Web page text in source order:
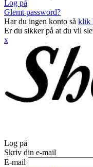
Log på
Glemt password?
Har du ingen konto så klik
Er du sikker på at du vil
x
Log på
Skriv din e-mail
E-mail